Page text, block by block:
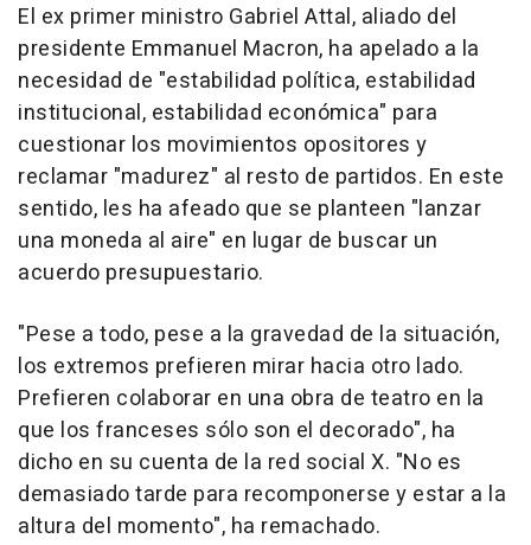
El ex primer ministro Gabriel Attal, aliado del
presidente Emmanuel Macron, ha apelado a la
necesidad de "estabilidad política, estabilidad
institucional, estabilidad económica" para
cuestionar los movimientos opositores y
reclamar "madurez" al resto de partidos. En este
sentido, les ha afeado que se planteen "lanzar
una moneda al aire" en lugar de buscar un
acuerdo presupuestario.
"Pese a todo, pese a la gravedad de la situación,
los extremos prefieren mirar hacia otro lado.
Prefieren colaborar en una obra de teatro en la
que los franceses sólo son el decorado", ha
dicho en su cuenta de la red social X. "No es
demasiado tarde para recomponerse y estar a la
altura del momento", ha remachado.